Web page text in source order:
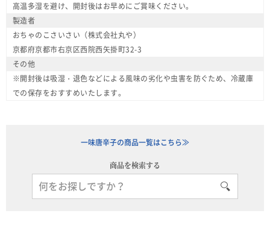
高温多湿を避け、開封後はお早めにご賞味ください。
製造者
おちゃのこさいさい（株式会社丸や）
京都府京都市右京区西院西矢掛町32-3
その他
※開封後は吸湿・退色などによる風味の劣化や虫害を防ぐため、冷蔵庫
での保存をおすすめいたします。
一味唐辛子の商品一覧はこちら≫
商品を検索する